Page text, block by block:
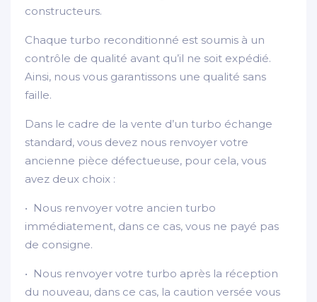
constructeurs.
Chaque turbo reconditionné est soumis à un
contrôle de qualité avant qu’il ne soit expédié.
Ainsi, nous vous garantissons une qualité sans
faille.
Dans le cadre de la vente d’un turbo échange
standard, vous devez nous renvoyer votre
ancienne pièce défectueuse, pour cela, vous
avez deux choix :
• Nous renvoyer votre ancien turbo
immédiatement, dans ce cas, vous ne payé pas
de consigne.
• Nous renvoyer votre turbo après la réception
du nouveau, dans ce cas, la caution versée vous